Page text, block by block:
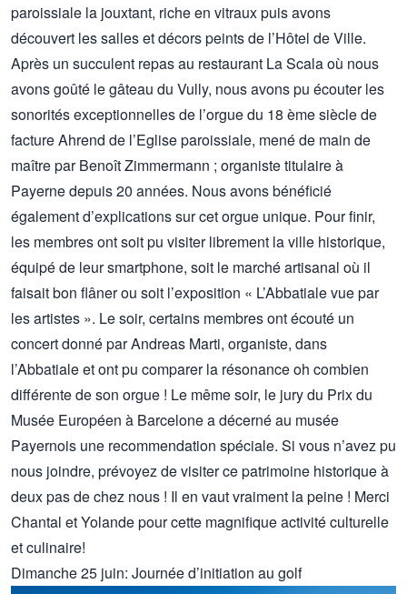
paroissiale la jouxtant, riche en vitraux puis avons
découvert les salles et décors peints de l’Hôtel de Ville.
Après un succulent repas au restaurant La Scala où nous
avons goûté le gâteau du Vully, nous avons pu écouter les
sonorités exceptionnelles de l’orgue du 18 ème siècle de
facture Ahrend de l’Eglise paroissiale, mené de main de
maître par Benoît Zimmermann ; organiste titulaire à
Payerne depuis 20 années. Nous avons bénéficié
également d’explications sur cet orgue unique. Pour finir,
les membres ont soit pu visiter librement la ville historique,
équipé de leur smartphone, soit le marché artisanal où il
faisait bon flâner ou soit l’exposition « L’Abbatiale vue par
les artistes ». Le soir, certains membres ont écouté un
concert donné par Andreas Marti, organiste, dans
l’Abbatiale et ont pu comparer la résonance oh combien
différente de son orgue ! Le même soir, le jury du Prix du
Musée Européen à Barcelone a décerné au musée
Payernois une recommendation spéciale. Si vous n’avez pu
nous joindre, prévoyez de visiter ce patrimoine historique à
deux pas de chez nous ! Il en vaut vraiment la peine ! Merci
Chantal et Yolande pour cette magnifique activité culturelle
et culinaire!
Dimanche 25 juin: Journée d’initiation au golf